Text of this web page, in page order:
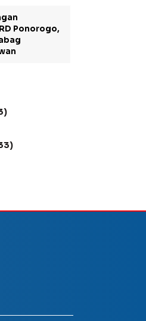
Ponorogo,